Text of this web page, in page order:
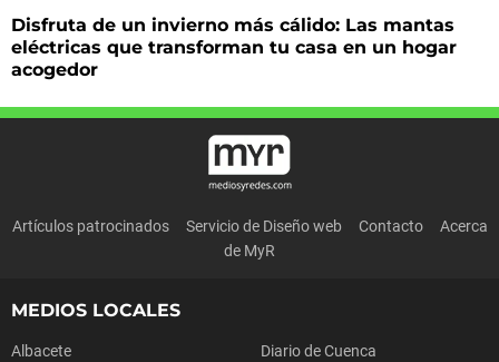
Disfruta de un invierno más cálido: Las mantas
eléctricas que transforman tu casa en un hogar
acogedor
Artículos patrocinados Servicio de Diseño web Contacto
Acerca
de MyR
MEDIOS LOCALES
Albacete Diario de Cuenca